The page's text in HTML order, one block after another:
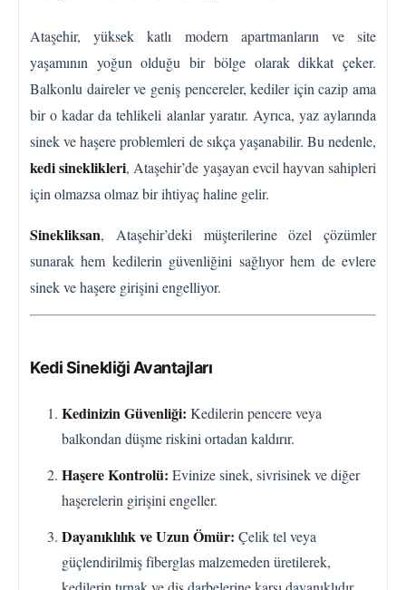
Ataşehir, yüksek katlı modern apartmanların ve site
yaşamının yoğun olduğu bir bölge olarak dikkat çeker.
Balkonlu daireler ve geniş pencereler, kediler için cazip ama
bir o kadar da tehlikeli alanlar yaratır. Ayrıca, yaz aylarında
sinek ve haşere problemleri de sıkça yaşanabilir. Bu nedenle,
kedi sineklikleri, Ataşehir’de yaşayan evcil hayvan sahipleri
için olmazsa olmaz bir ihtiyaç haline gelir.
Sinekliksan, Ataşehir’deki müşterilerine özel çözümler
sunarak hem kedilerin güvenliğini sağlıyor hem de evlere
sinek ve haşere girişini engelliyor.
Kedi Sinekliği Avantajları
Kedinizin Güvenliği: Kedilerin pencere veya
balkondan düşme riskini ortadan kaldırır.
Haşere Kontrolü: Evinize sinek, sivrisinek ve diğer
haşerelerin girişini engeller.
Dayanıklılık ve Uzun Ömür: Çelik tel veya
güçlendirilmiş fiberglas malzemeden üretilerek,